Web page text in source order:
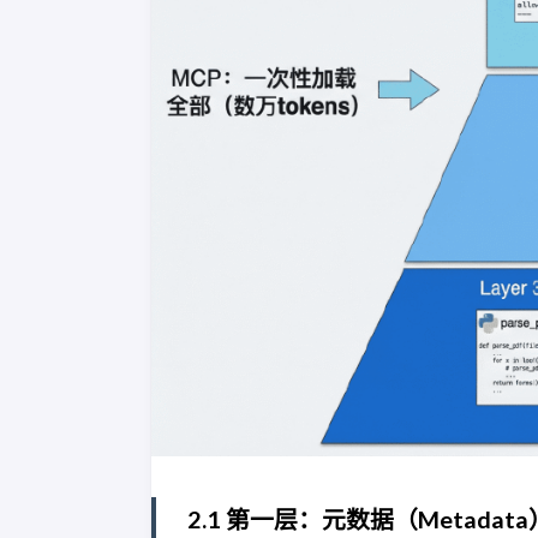
2.1 第一层：元数据（Metadata